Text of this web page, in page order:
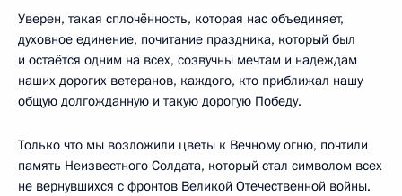
Уверен, такая сплочённость, которая нас объединяет,
духовное единение, почитание праздника, который был
и остаётся одним на всех, созвучны мечтам и надеждам
наших дорогих ветеранов, каждого, кто приближал нашу
общую долгожданную и такую дорогую Победу.
Только что мы возложили цветы к Вечному огню, почтили
память Неизвестного Солдата, который стал символом всех
не вернувшихся с фронтов Великой Отечественной войны.